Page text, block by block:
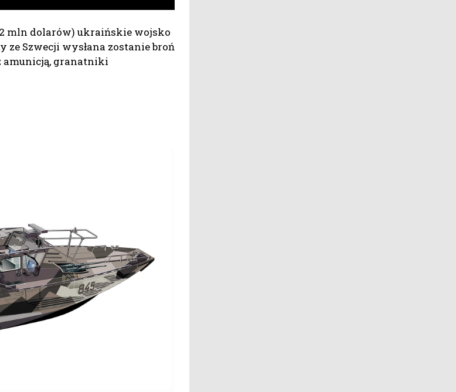
mln dolarów) ukraińskie wojsko
Szwecji wysłana zostanie broń
amunicją, granatniki